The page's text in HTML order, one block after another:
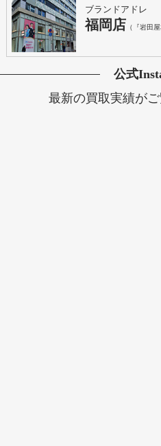
ブランドアドレ
福岡店 （『岩田
公式
最新の買取実績がご